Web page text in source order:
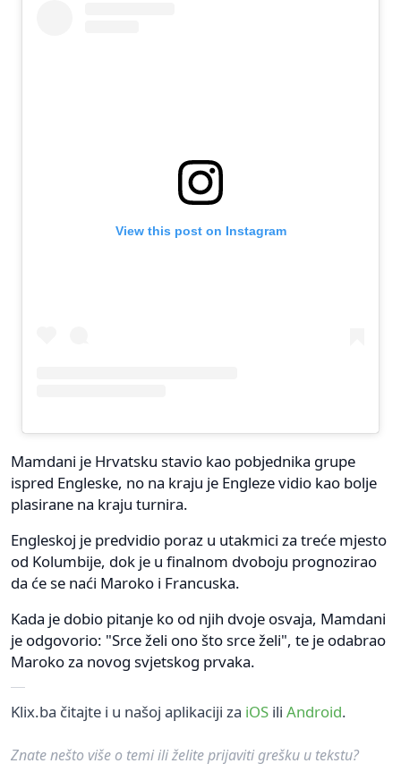
View this post on Instagram
Mamdani je Hrvatsku stavio kao pobjednika grupe
ispred Engleske, no na kraju je Engleze vidio kao bolje
plasirane na kraju turnira.
Engleskoj je predvidio poraz u utakmici za treće mjesto
od Kolumbije, dok je u finalnom dvoboju prognozirao
da će se naći Maroko i Francuska.
Kada je dobio pitanje ko od njih dvoje osvaja, Mamdani
je odgovorio: "Srce želi ono što srce želi", te je odabrao
Maroko za novog svjetskog prvaka.
Klix.ba čitajte i u našoj aplikaciji za iOS ili Android.
Znate nešto više o temi ili želite prijaviti grešku u tekstu?